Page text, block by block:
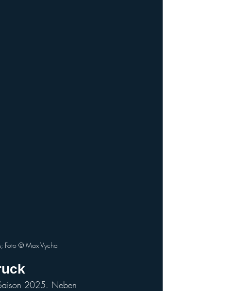
Foto ©️ Max Vycha
2025. Neben